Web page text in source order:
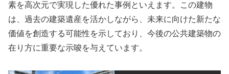
素を高次元で実現した優れた事例といえます。この建物
は、過去の建築遺産を活かしながら、未来に向けた新たな
価値を創造する可能性を示しており、今後の公共建築物の
在り方に重要な示唆を与えています。